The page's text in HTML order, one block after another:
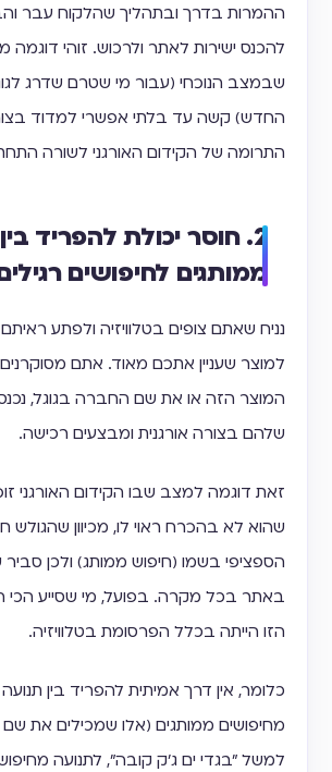
ההמרות בדרך ובתהליך שהלקוח עבר
להכנס ישירות לאתר ולרכוש. זוהי דוגמה
שבמצב הנוכחי (עבור מי שטרם שדרג
החדש) קשה עד בלתי אפשרי למדוד
התרומה של הקידום האורגני לשורה
2. חוסר יכולת להפריד
ממותגים לחיפושים
נניח שאתם צופים בטלוויזיה ולפתע
למוצר שעניין אתכם מאוד. אתם
המוצר הזה או את שם החברה בגוגל,
שלהם בצורה אורגנית ומבצעים רכישה.
זאת דוגמה למצב שבו הקידום האורגני
שהוא לא בהכרח ראוי לו, מכיוון שהגולש
הספציפי בשמו (חיפוש ממותג) ולכן סביר
באתר בכל מקרה. בפועל, מי שסייע
הזו הייתה בכלל הפרסומת בטלוויזיה.
כלומר, אין דרך אמיתית להפריד בין תנועה
מחיפושים ממותגים (אלו שמכילים את
למשל ״בגדי ים ג׳ק קובה״, לתנועה